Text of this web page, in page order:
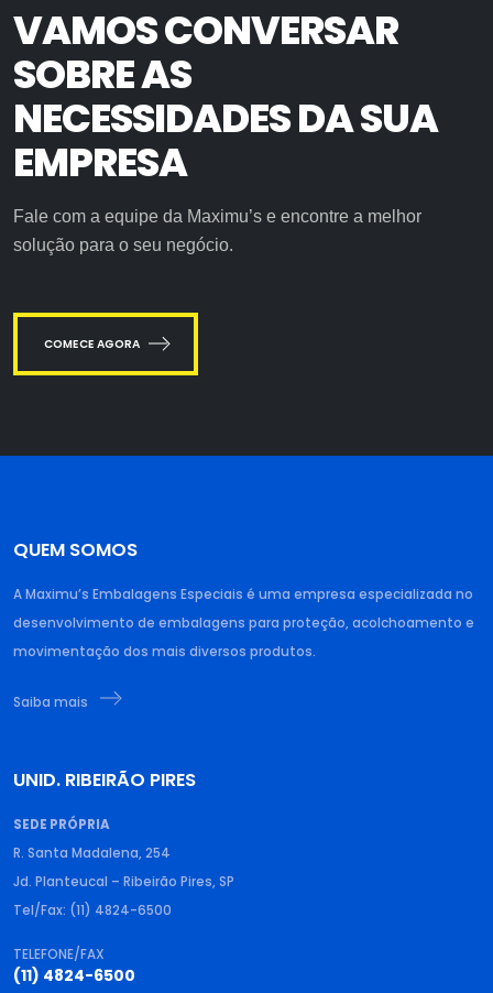
VAMOS CONVERSAR
SOBRE AS
NECESSIDADES DA SUA
EMPRESA
Fale com a equipe da Maximu’s e encontre a melhor
solução para o seu negócio.
COMECE AGORA
QUEM SOMOS
A Maximu’s Embalagens Especiais é uma empresa especializada no
desenvolvimento de embalagens para proteção, acolchoamento e
movimentação dos mais diversos produtos.
Saiba mais
UNID. RIBEIRÃO PIRES
SEDE PRÓPRIA
R. Santa Madalena, 254
Jd. Planteucal – Ribeirão Pires, SP
Tel/Fax: (11) 4824-6500
TELEFONE/FAX
(11) 4824-6500